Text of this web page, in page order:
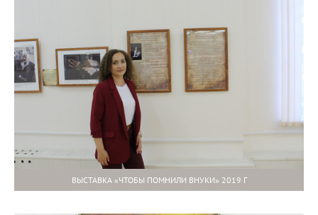
ВЫСТАВКА «ЧТОБЫ ПОМНИЛИ ВНУКИ» 2019 Г